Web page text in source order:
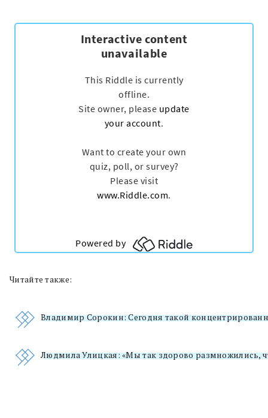
Читайте также:
Владимир Сорокин: Сегодня такой
Людмила Улицкая: «Мы так здорово размножились,